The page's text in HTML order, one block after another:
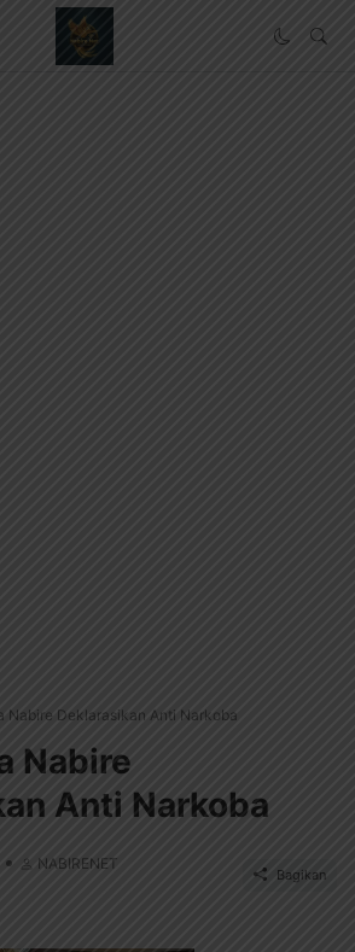
Nabire Deklarasikan Anti Narkoba
Nabire
Anti Narkoba
NABIRENET
Bagikan